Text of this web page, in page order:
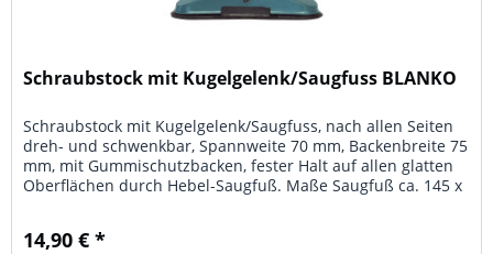
Schraubstock mit Kugelgelenk/Saugfuss BLANKO
Schraubstock mit Kugelgelenk/Saugfuss, nach allen Seiten
dreh- und schwenkbar, Spannweite 70 mm, Backenbreite 75
mm, mit Gummischutzbacken, fester Halt auf allen glatten
Oberflächen durch Hebel-Saugfuß. Maße Saugfuß ca. 145 x
14,90 € *